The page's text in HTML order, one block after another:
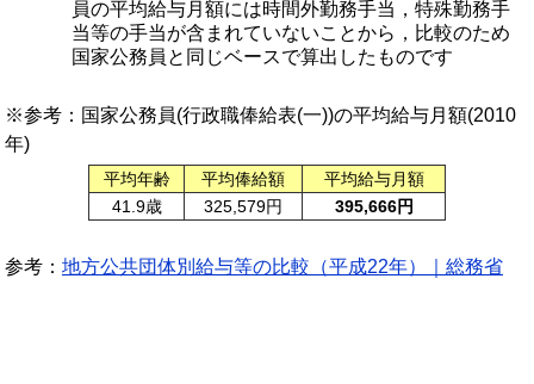
員の平均給与月額には時間外勤務手当，特殊勤務手
当等の手当が含まれていないことから，比較のため
国家公務員と同じベースで算出したものです
※参考：国家公務員(行政職俸給表(一))の平均給与月額(2010
年)
平均年齢 平均俸給額
平均給与月額
41.9歳
325,579円 395,666円
参考： 地方公共団体別給与等の比較（平成22年）｜総務省